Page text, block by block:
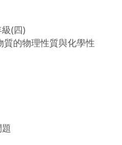
(四)
的物理性質與化學性